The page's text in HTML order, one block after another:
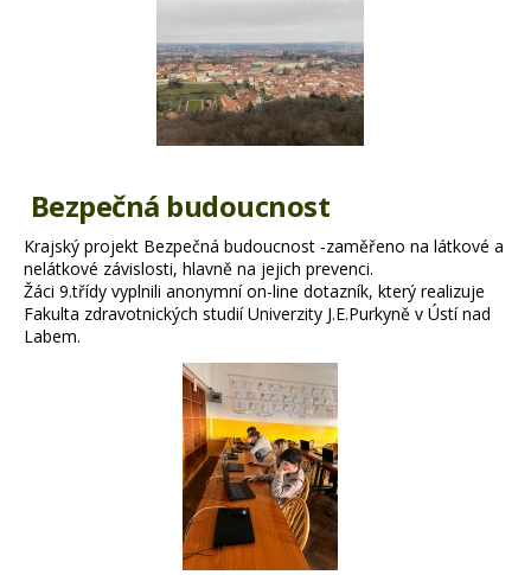
Bezpečná budoucnost
Krajský projekt Bezpečná budoucnost -zaměřeno na látkové a
nelátkové závislosti, hlavně na jejich prevenci.
Žáci 9.třídy vyplnili anonymní on-line dotazník, který realizuje
Fakulta zdravotnických studií Univerzity J.E.Purkyně v Ústí nad
Labem.